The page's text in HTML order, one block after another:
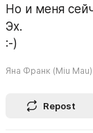
Но и меня
Эх.
:-)
Яна Франк (Miu Mau)
Repost